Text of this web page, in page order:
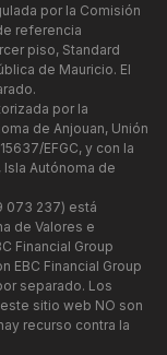
por la Comisión
referencia
piso, Standard
de Mauricio. El
por la
de Anjouan, Unión
EFGC, y con la
Autónoma de
073 237) está
de Valores e
Financial Group
EBC Financial Group
separado. Los
sitio web NO son
recurso contra la